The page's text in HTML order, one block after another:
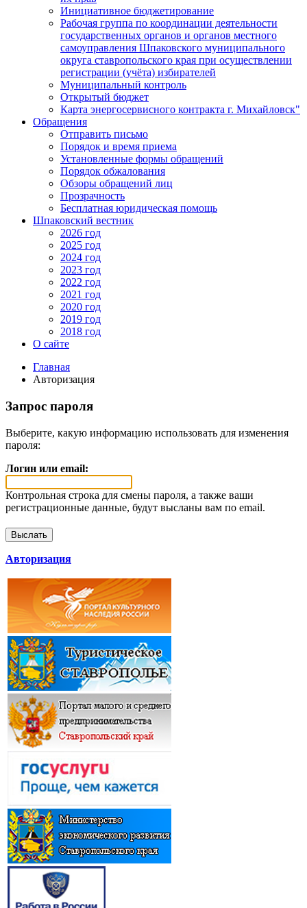
Инициативное бюджетирование
Рабочая группа по координации деятельности
государственных органов и органов местного
самоуправления Шпаковского муниципального
округа ставропольского края при осуществлении
регистрации (учёта) избирателей
Муниципальный контроль
Открытый бюджет
Карта энергосервисного контракта г. Михайловск"
Обращения
Отправить письмо
Порядок и время приема
Установленные формы обращений
Порядок обжалования
Обзоры обращений лиц
Прозрачность
Бесплатная юридическая помощь
Шпаковский вестник
2026 год
2025 год
2024 год
2023 год
2022 год
2021 год
2020 год
2019 год
2018 год
О сайте
Главная
Авторизация
Запрос пароля
Выберите, какую информацию использовать для изменения
пароля:
Логин или email:
Контрольная строка для смены пароля, а также ваши
регистрационные данные, будут высланы вам по email.
Авторизация